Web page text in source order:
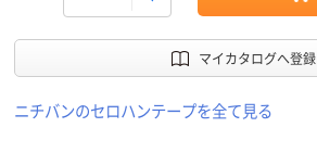
マイカタログへ登録
ニチバンのセロハンテープを全て見る